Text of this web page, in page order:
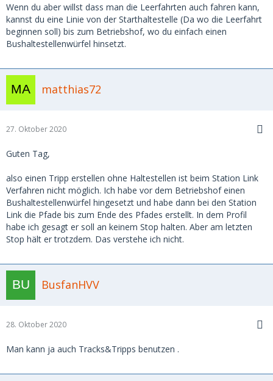
Wenn du aber willst dass man die Leerfahrten auch fahren kann,
kannst du eine Linie von der Starthaltestelle (Da wo die Leerfahrt
beginnen soll) bis zum Betriebshof, wo du einfach einen
Bushaltestellenwürfel hinsetzt.
matthias72
27. Oktober 2020
Guten Tag,
also einen Tripp erstellen ohne Haltestellen ist beim Station Link
Verfahren nicht möglich. Ich habe vor dem Betriebshof einen
Bushaltestellenwürfel hingesetzt und habe dann bei den Station
Link die Pfade bis zum Ende des Pfades erstellt. In dem Profil
habe ich gesagt er soll an keinem Stop halten. Aber am letzten
Stop hält er trotzdem. Das verstehe ich nicht.
BusfanHVV
28. Oktober 2020
Man kann ja auch Tracks&Tripps benutzen .